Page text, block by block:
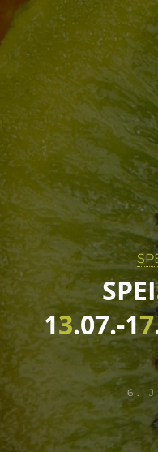
SPEI
13.07.-17
6.